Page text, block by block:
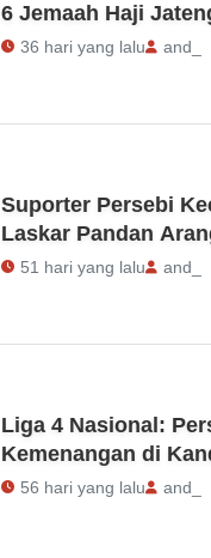
6 Jemaah Haji
36 hari yang lalu and_
Suporter Persebi
Laskar Pandan
51 hari yang lalu and_
Liga 4 Nasional:
Kemenangan di
56 hari yang lalu and_